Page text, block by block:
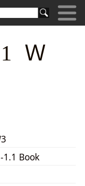
Ｗ
Book